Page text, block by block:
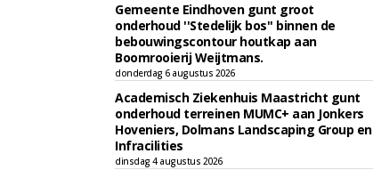
Gemeente Eindhoven gunt groot
onderhoud ''Stedelijk bos'' binnen de
bebouwingscontour houtkap aan
Boomrooierij Weijtmans.
donderdag 6 augustus 2026
Academisch Ziekenhuis Maastricht gunt
onderhoud terreinen MUMC+ aan Jonkers
Hoveniers, Dolmans Landscaping Group en
Infracilities
dinsdag 4 augustus 2026